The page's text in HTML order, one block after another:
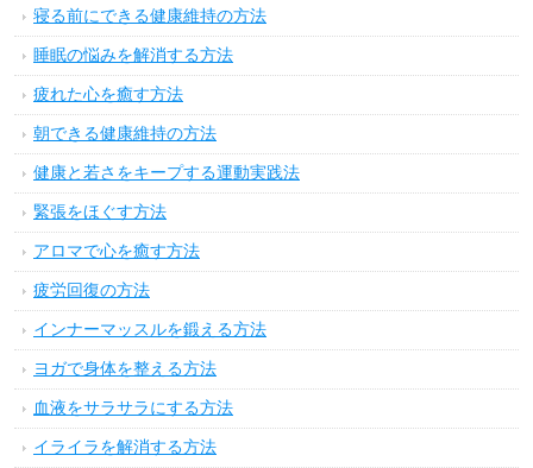
寝る前にできる健康維持の方法
睡眠の悩みを解消する方法
疲れた心を癒す方法
朝できる健康維持の方法
健康と若さをキープする運動実践法
緊張をほぐす方法
アロマで心を癒す方法
疲労回復の方法
インナーマッスルを鍛える方法
ヨガで身体を整える方法
血液をサラサラにする方法
イライラを解消する方法